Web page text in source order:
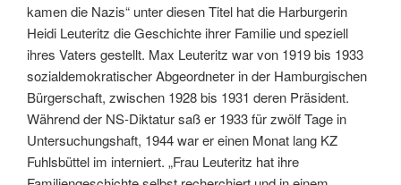
kamen die Nazis“ unter diesen Titel hat die Harburgerin
Heidi Leuteritz die Geschichte ihrer Familie und speziell
ihres Vaters gestellt. Max Leuteritz war von 1919 bis 1933
sozialdemokratischer Abgeordneter in der Hamburgischen
Bürgerschaft, zwischen 1928 bis 1931 deren Präsident.
Während der NS-Diktatur saß er 1933 für zwölf Tage in
Untersuchungshaft, 1944 war er einen Monat lang KZ
Fuhlsbüttel im interniert. „Frau Leuteritz hat ihre